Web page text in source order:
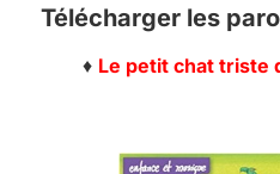
Télécharger les
♦ Le petit chat triste